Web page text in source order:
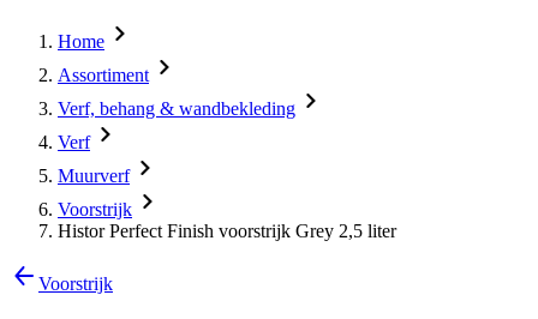
Home
Assortiment
Verf, behang & wandbekleding
Verf
Muurverf
Voorstrijk
Histor Perfect Finish voorstrijk Grey 2,5 liter
Voorstrijk